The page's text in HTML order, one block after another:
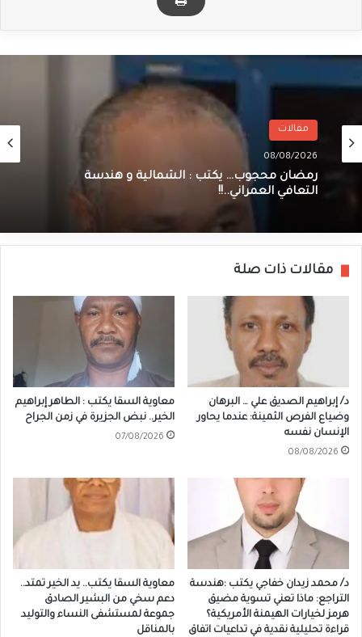
مقالات
08/08/2026
رمضان محجوب… يكتب : الشمالية و هندسة
التعافي العمراني..!!
مقالات ذات صلة
د/ إبراهيم الصديق علي … البرهان
وضياع الفرص الثمينة: عندما يحاور
الإنسان نفسه
08/08/2026
معاوية السقا يكتب : الطاهر إبراهيم
الخير.. نبض الجزيرة في زمن الجراح
07/08/2026
د/ محمد زيدان خفاجي يكتب :هندسة
التراجع: ماذا تعني تسوية مضيق
هرمز لخيارات الهيمنة الأمريكية؟
قراءة تحليلية نقدية في تداعيات اتفاق
معاوية السقا يكتب.. يد الخير تمتد..
دعم سخي من البشير الصادق
جموعة لمستشفى النساء والتوليد
بالمناقل